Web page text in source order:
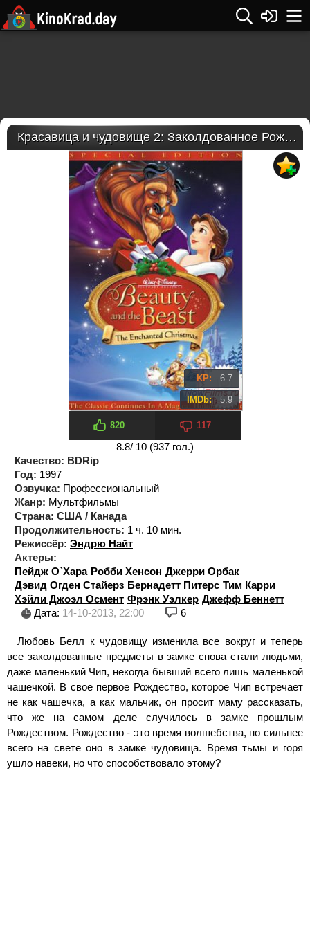
Красавица и чудовище 2: Заколдованное Рождество / Красавица и чудовище: Чудесное Рождество (1997)
KP: 6.7
IMDb: 5.9
820 117
8.8/ 10 (937 гол.)
Качество: BDRip
Год: 1997
Озвучка: Профессиональный
Жанр: Мультфильмы
Страна: США / Канада
Продолжительность: 1 ч. 10 мин.
Режиссёр: Эндрю Найт
Актеры:
Пейдж О`Хара Робби Хенсон Джерри Орбак
Дэвид Огден Стайерз Бернадетт Питерс Тим Карри
Хэйли Джоэл Осмент Фрэнк Уэлкер Джефф Беннетт
Дата: 14-10-2013, 22:00 6
Любовь Белл к чудовищу изменила все вокруг и теперь
все заколдованные предметы в замке снова стали людьми,
даже маленький Чип, некогда бывший всего лишь маленькой
чашечкой. В свое первое Рождество, которое Чип встречает
не как чашечка, а как мальчик, он просит маму рассказать,
что же на самом деле случилось в замке прошлым
Рождеством. Рождество - это время волшебства, но сильнее
всего на свете оно в замке чудовища. Время тьмы и горя
ушло навеки, но что способствовало этому?